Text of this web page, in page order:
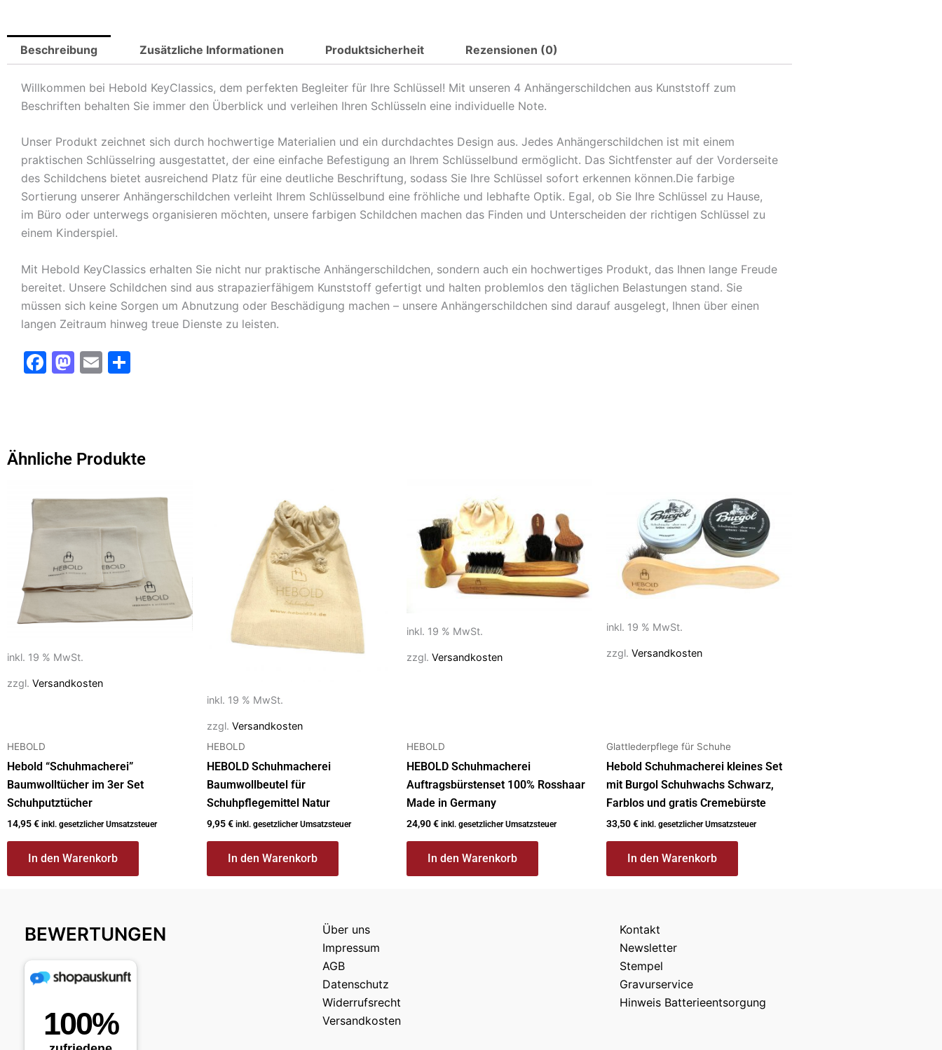
Beschreibung Zusätzliche Informationen Produktsicherheit Rezensionen (0)
Willkommen bei Hebold KeyClassics, dem perfekten Begleiter für Ihre Schlüssel! Mit unseren 4 Anhängerschildchen aus Kunststoff zum
Beschriften behalten Sie immer den Überblick und verleihen Ihren Schlüsseln eine individuelle Note.
Unser Produkt zeichnet sich durch hochwertige Materialien und ein durchdachtes Design aus. Jedes Anhängerschildchen ist mit einem
praktischen Schlüsselring ausgestattet, der eine einfache Befestigung an Ihrem Schlüsselbund ermöglicht. Das Sichtfenster auf der Vorderseite
des Schildchens bietet ausreichend Platz für eine deutliche Beschriftung, sodass Sie Ihre Schlüssel sofort erkennen können.Die farbige
Sortierung unserer Anhängerschildchen verleiht Ihrem Schlüsselbund eine fröhliche und lebhafte Optik. Egal, ob Sie Ihre Schlüssel zu Hause,
im Büro oder unterwegs organisieren möchten, unsere farbigen Schildchen machen das Finden und Unterscheiden der richtigen Schlüssel zu
einem Kinderspiel.
Mit Hebold KeyClassics erhalten Sie nicht nur praktische Anhängerschildchen, sondern auch ein hochwertiges Produkt, das Ihnen lange Freude
bereitet. Unsere Schildchen sind aus strapazierfähigem Kunststoff gefertigt und halten problemlos den täglichen Belastungen stand. Sie
müssen sich keine Sorgen um Abnutzung oder Beschädigung machen – unsere Anhängerschildchen sind darauf ausgelegt, Ihnen über einen
langen Zeitraum hinweg treue Dienste zu leisten.
F
b
o
o
k
M
d
o
n
E
Ähnliche Produkte
inkl. 19 % MwSt.
zzgl. Versandkosten
HEBOLD
Hebold “Schuhmacherei”
Baumwolltücher im 3er Set
Schuhputztücher
14,95€ inkl. gesetzlicher Umsatzsteuer
In den Warenkorb
inkl. 19 % MwSt.
zzgl. Versandkosten
HEBOLD
HEBOLD Schuhmacherei
Baumwollbeutel für
Schuhpflegemittel Natur
9,95€ inkl. gesetzlicher Umsatzsteuer
In den Warenkorb
inkl. 19 % MwSt.
zzgl. Versandkosten
HEBOLD
HEBOLD Schuhmacherei
Auftragsbürstenset 100% Rosshaar
Made in Germany
24,90€ inkl. gesetzlicher Umsatzsteuer
In den Warenkorb
inkl. 19 % MwSt.
zzgl. Versandkosten
Glattlederpflege für Schuhe
Hebold Schuhmacherei kleines Set
mit Burgol Schuhwachs Schwarz,
Farblos und gratis Cremebürste
33,50€ inkl. gesetzlicher Umsatzsteuer
In den Warenkorb
BEWERTUNGEN
Über uns
Impressum
AGB
Datenschutz
Widerrufsrecht
Versandkosten
Kontakt
Newsletter
Stempel
Gravurservice
Hinweis Batterieentsorgung